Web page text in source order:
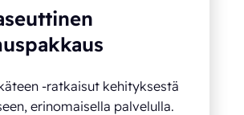
-ratkaisut kehityksestä
erinomaisella palvelulla.